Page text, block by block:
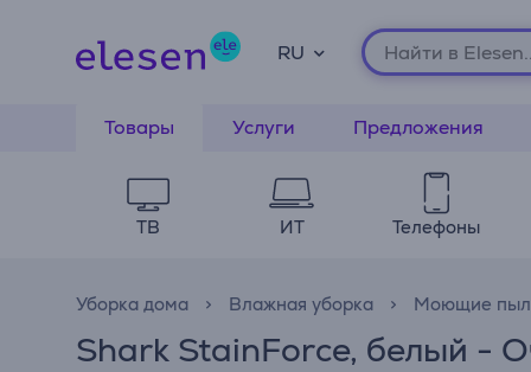
RU
Товары Услуги Предложения
ТВ ИТ Телефоны
Уборка дома Влажная уборка Моющие
Shark StainForce, белый -